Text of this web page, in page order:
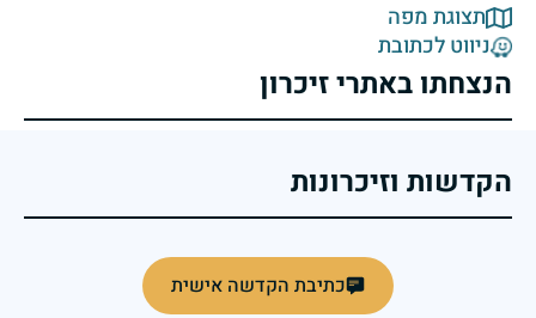
תצוגת מפה
ניווט לכתובת
הנצחתו באתרי זיכרון
הקדשות וזיכרונות
כתיבת הקדשה אישית